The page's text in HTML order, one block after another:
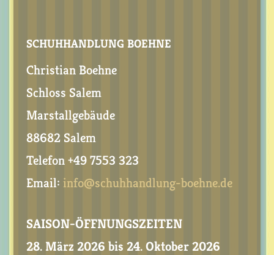
SCHUHHANDLUNG BOEHNE
Christian Boehne
Schloss Salem
Marstallgebäude
88682 Salem
Telefon +49 7553 323
Email: info@schuhhandlung-boehne.de
SAISON-ÖFFNUNGSZEITEN
28. März 2026 bis 24. Oktober 2026